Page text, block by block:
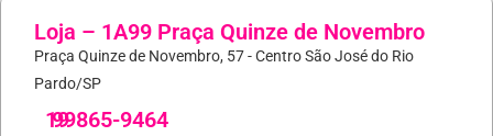
Loja – 1A99 Praça Quinze de Novembro
Praça Quinze de Novembro, 57 - Centro São José do Rio
Pardo/SP
19
99865-9464